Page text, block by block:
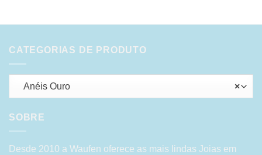
CATEGORIAS DE PRODUTO
×
Anéis Ouro
SOBRE
Desde 2010 a Waufen oferece as mais lindas Joias em